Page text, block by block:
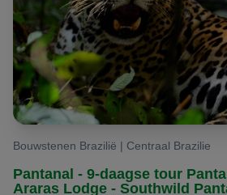
Uw Reis naar de Noordelijke
De Noordelijke Pantanal biedt
eenvoudig en authentiek tot zeer
basis van volpension en inclusief
Laat Brazilië Reis Specialist u
van uw ideale route naar de
combineren met Chapada en
Bouwstenen Brazilië | Centraal Brazilie
Pantanal - 9-daagse tour
Araras Lodge - Southwild